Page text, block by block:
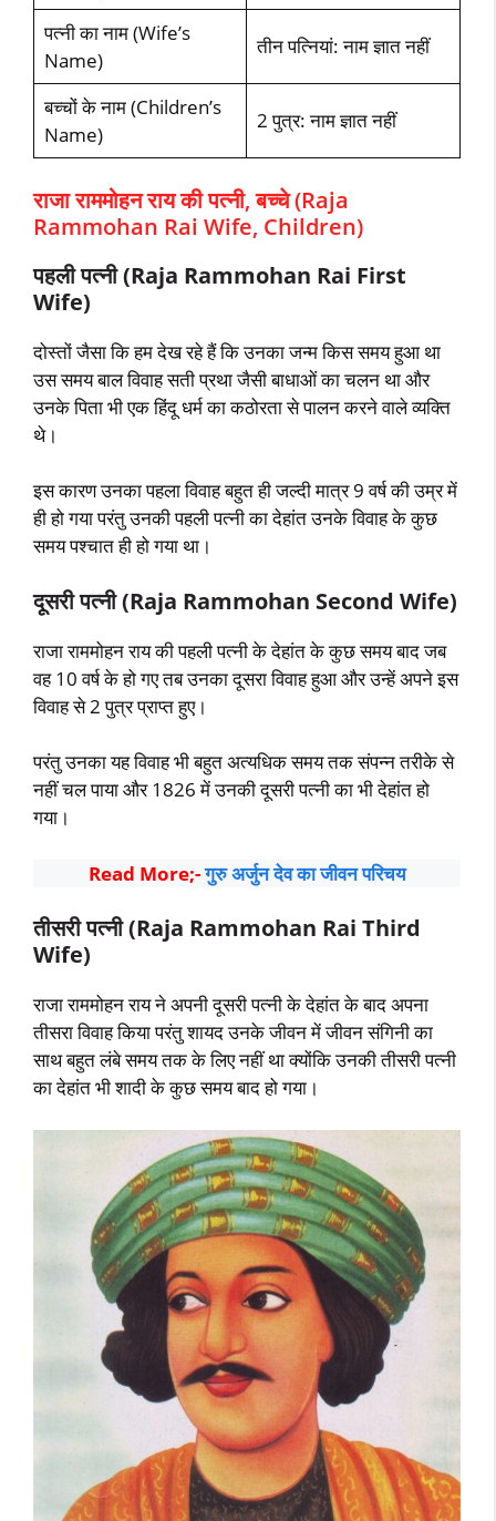
पत्नी का नाम (Wife’s
Name)
तीन पत्नियां: नाम ज्ञात नहीं
बच्चों के नाम (Children’s
Name)
2 पुत्र: नाम ज्ञात नहीं
राजा राममोहन राय की पत्नी, बच्चे (Raja
Rammohan Rai Wife, Children)
पहली पत्नी (Raja Rammohan Rai First
Wife)
दोस्तों जैसा कि हम देख रहे हैं कि उनका जन्म किस समय हुआ था
उस समय बाल विवाह सती प्रथा जैसी बाधाओं का चलन था और
उनके पिता भी एक हिंदू धर्म का कठोरता से पालन करने वाले व्यक्ति
थे।
इस कारण उनका पहला विवाह बहुत ही जल्दी मात्र 9 वर्ष की उम्र में
ही हो गया परंतु उनकी पहली पत्नी का देहांत उनके विवाह के कुछ
समय पश्चात ही हो गया था।
दूसरी पत्नी (Raja Rammohan Second Wife)
राजा राममोहन राय की पहली पत्नी के देहांत के कुछ समय बाद जब
वह 10 वर्ष के हो गए तब उनका दूसरा विवाह हुआ और उन्हें अपने इस
विवाह से 2 पुत्र प्राप्त हुए।
परंतु उनका यह विवाह भी बहुत अत्यधिक समय तक संपन्न तरीके से
नहीं चल पाया और 1826 में उनकी दूसरी पत्नी का भी देहांत हो
गया।
Read More;-गुरु अर्जुन देव का जीवन परिचय
तीसरी पत्नी (Raja Rammohan Rai Third
Wife)
राजा राममोहन राय ने अपनी दूसरी पत्नी के देहांत के बाद अपना
तीसरा विवाह किया परंतु शायद उनके जीवन में जीवन संगिनी का
साथ बहुत लंबे समय तक के लिए नहीं था क्योंकि उनकी तीसरी पत्नी
का देहांत भी शादी के कुछ समय बाद हो गया।